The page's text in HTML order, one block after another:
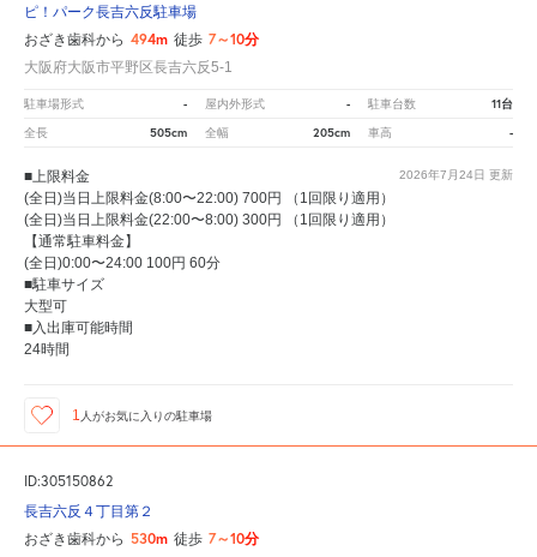
ピ！パーク長吉六反駐車場
おざき歯科から 494m 徒歩 7～10分
大阪府大阪市平野区長吉六反5-1
駐車場形式 - 屋内外形式 - 駐車台数 11台
全長 505cm 全幅 205cm 車高 -
2026年7月24日 更新
■上限料金
(全日)当日上限料金(8:00〜22:00) 700円 （1回限り適用）
(全日)当日上限料金(22:00〜8:00) 300円 （1回限り適用）
【通常駐車料金】
(全日)0:00〜24:00 100円 60分
■駐車サイズ
大型可
■入出庫可能時間
24時間
1 人がお気に入りの駐車場
ID:305150862
長吉六反４丁目第２
おざき歯科から 530m 徒歩 7～10分